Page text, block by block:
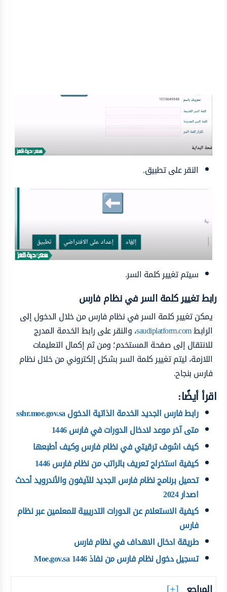
النقر على تطبيق.
سيتم تغيير كلمة السر.
رابط تغيير كلمة السر في نظام فارس
يمكن تغيير كلمة السر في نظام فارس من خلال الدخول إلى
الرابطsaudiplatform.com، والنقر على رابط الخدمة المدرج
للانتقال إلى صفحة المستخدم؛ ومن ثم إكمال التعليمات
اللازمة، ليتم تغيير كلمة السر بشكل إلكتروني من خلال نظام
فارس بنجاح.
اقرأ أيضًا:
رابط فارس الجديد الخدمة الذاتية الدخول sshr.moe.gov.sa
متى آخر موعد لادخال الدورات في فارس 1446
كيف اشوف ترقيتي في نظام فارس وكيف أطبعها
كيفية استخراج تعريف بالراتب من نظام فارس 1446
تحميل برنامج نظام فارس الجديد للآيفون والأندرويد أحدث
اصدار 2024
كيفية الاستعلام عن الدورات التدريبية للمعلمين عبر نظام
فارس
طريقة ادخال الاهداف في نظام فارس
تسجيل دخول نظام فارس من نفاذ 1446 Moe.gov.sa